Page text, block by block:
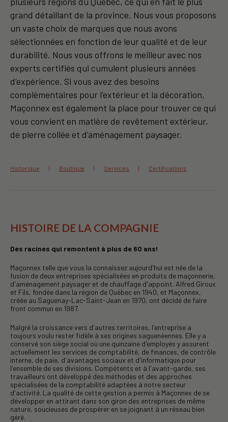
grand détaillant de la province. Nous vous proposons
un vaste choix de marques que nous avons
sélectionnées en fonction de leur qualité et de leur
durabilité. Nous vous offrons le meilleur avec nos
experts certifiés qui cumulent plusieurs années
d’expérience. Si vous avez des besoins
complémentaires pour l’extérieur et la décoration,
Maçonnex est également la place pour trouver ce qui
vous convient en matière de revêtement extérieur,
de pierre collée et d’aménagement paysager.
Historique Boutique Services Certifications
HISTOIRE DE LA COMPAGNIE
Des racines qui remontent à plus de 60 ans!
Maçonnex telle que vous la connaissez aujourd'hui est née de la
fusion de deux entreprises spécialisées en produits de maçonnerie,
d'aménagement paysager et de chauffage d'appoint. Alfred Giroux
et Fils, fondée dans la région de Québec en 1940, et Maçonnex,
créée au Saguenay-Lac-Saint-Jean en 1970, ont décidé de faire
front commun en 1987.
Malgré la croissance vers d'autres territoires, l'entreprise a
toujours voulu rester fidèle à ses origines saguenéennes. Elle y a
conservé son siège social où une quinzaine d'employés y assurent
actuellement les services de comptabilité, de finances, de contrôle
interne, de paie, d'avantages sociaux et d'informatique pour
l'ensemble de ses divisions. Compétents et à l'avant-garde, ses
travailleurs ont développé des méthodes et des approches
spécialisées de la comptabilité adaptées à notre secteur
d'activité. La qualité de cette gestion a permis à Maçonnex de se
développer en attirant dans son giron des entreprises de même
nature, soucieuses de prospérer en se joignant à un réseau bien
géré.